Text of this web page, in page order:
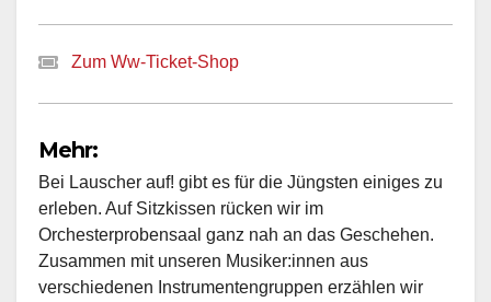
Zum Ww-Ticket-Shop
Mehr:
Bei Lauscher auf! gibt es für die Jüngsten einiges zu
erleben. Auf Sitzkissen rücken wir im
Orchesterprobensaal ganz nah an das Geschehen.
Zusammen mit unseren Musiker:innen aus
verschiedenen Instrumentengruppen erzählen wir